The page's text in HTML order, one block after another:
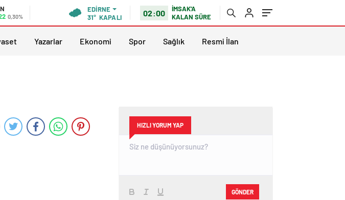
0,30%
EDIRNE
31° KAPALI 02:00
İMSAK'A
KALAN SÜRE
Yazarlar Ekonomi Spor Sağlık Resmi İlan
HIZLI YORUM YAP
GÖNDER